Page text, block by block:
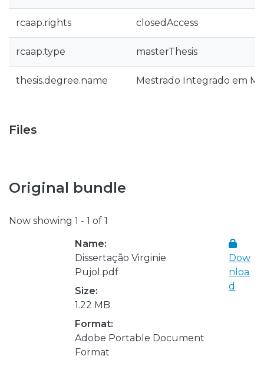
rcaap.rights closedAccess
rcaap.type masterThesis
thesis.degree.name Mestrado Integrado em
Files
Original bundle
Now showing 1 - 1 of 1
Name:
Dissertação Virginie
Pujol.pdf
Size:
1.22 MB
Format:
Adobe Portable Document
Format
Dow
nloa
d